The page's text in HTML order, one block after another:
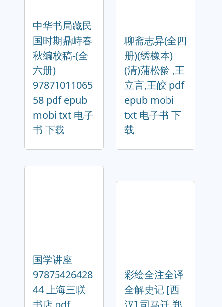
中华书局藏民
国时期鼎峙春
秋编校稿-(全
六册)
97871011065
58 pdf epub
mobi txt 电子
书 下载
聊斋志异(全四
册)(绣橡本)
(清)蒲松龄 ,王
立言,王皎 pdf
epub mobi
txt 电子书 下
载
国学讲座
97875426428
44 上海三联
书店 pdf
彩绘全注全译
全解史记 [西
汉] 司马迁,郑